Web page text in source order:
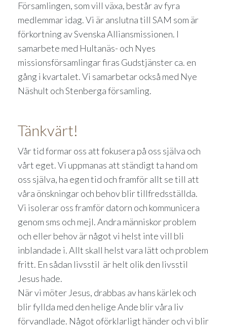
Församlingen, som vill växa, består av fyra
medlemmar idag. Vi är anslutna till SAM som är
förkortning av Svenska Alliansmissionen. I
samarbete med Hultanäs- och Nyes
missionsförsamlingar firas Gudstjänster ca. en
gång i kvartalet. Vi samarbetar också med Nye
Näshult och Stenberga församling.
Tänkvärt!
Vår tid formar oss att fokusera på oss själva och
vårt eget. Vi uppmanas att ständigt ta hand om
oss själva, ha egen tid och framför allt se till att
våra önskningar och behov blir tillfredsställda.
Vi isolerar oss framför datorn och kommunicera
genom sms och mejl. Andra människor problem
och eller behov är något vi helst inte vill bli
inblandade i. Allt skall helst vara lätt och problem
fritt. En sådan livsstil är helt olik den livsstil
Jesus hade.
När vi möter Jesus, drabbas av hans kärlek och
blir fyllda med den helige Ande blir våra liv
förvandlade. Något oförklarligt händer och vi blir